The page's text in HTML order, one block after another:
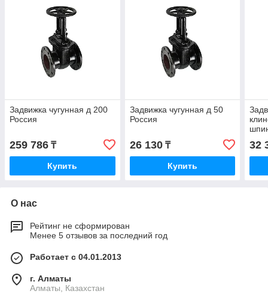
Задвижка чугунная д 200
Россия
259 786 ₸
Купить
Задвижка чугунная д 50
Россия
26 130₸
Купить
32
О нас
Рейтинг не сформирован
Менее 5 отзывов за последний год
Работает с 04.01.2013
г. Алматы
Алматы, Казахстан